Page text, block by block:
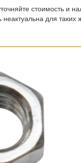
стоимость и
для